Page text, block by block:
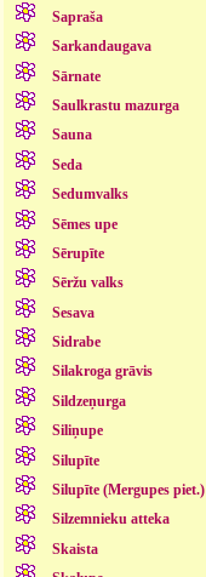
Sapraša
Sarkandaugava
Sārnate
Saulkrastu mazurga
Sauna
Seda
Sedumvalks
Sēmes upe
Sērupīte
Sēržu valks
Sesava
Sidrabe
Silakroga grāvis
Sildzeņurga
Siliņupe
Silupīte
Silupīte (Mergupes piet.)
Silzemnieku atteka
Skaista